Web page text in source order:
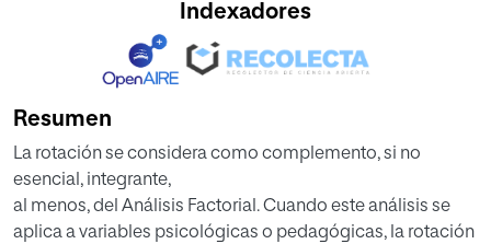
Indexadores
Resumen
La rotación se considera como complemento, si no
esencial, integrante,
al menos, del Análisis Factorial. Cuando este análisis se
aplica a variables psicológicas o pedagógicas, la rotación